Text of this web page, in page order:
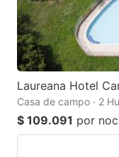
Laureana Hotel
Casa de campo · 2
$ 109.091 por